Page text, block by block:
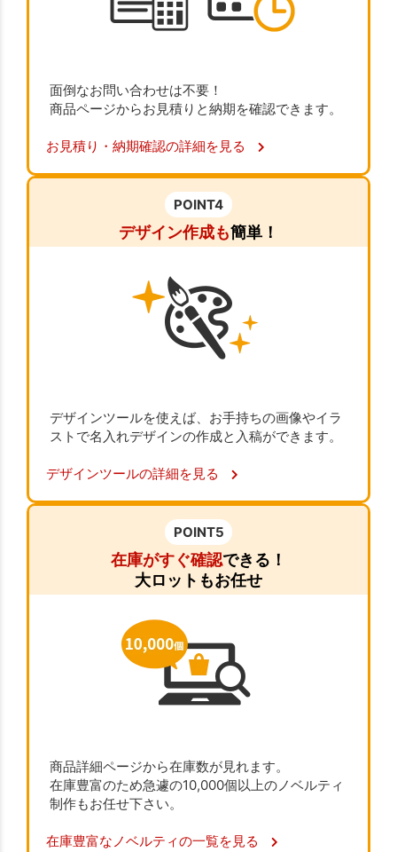
面倒なお問い合わせは不要！
商品ページからお見積りと納期を確認できます。
お見積り・納期確認の詳細を見る
POINT4
デザイン作成も簡単！
デザインツールを使えば、お手持ちの画像やイラ
ストで名入れデザインの作成と入稿ができます。
デザインツールの詳細を見る
POINT5
在庫がすぐ確認できる！
大ロットもお任せ
商品詳細ページから在庫数が見れます。
在庫豊富のため急遽の10,000個以上のノベルティ
制作もお任せ下さい。
在庫豊富なノベルティの一覧を見る